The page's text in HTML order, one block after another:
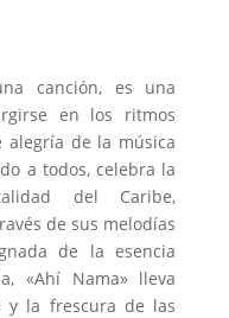
canción, es una
en los ritmos
de la música
a todos, celebra la
del Caribe,
de sus melodías
de la esencia
«Ahí Nama» lleva
y la frescura de las